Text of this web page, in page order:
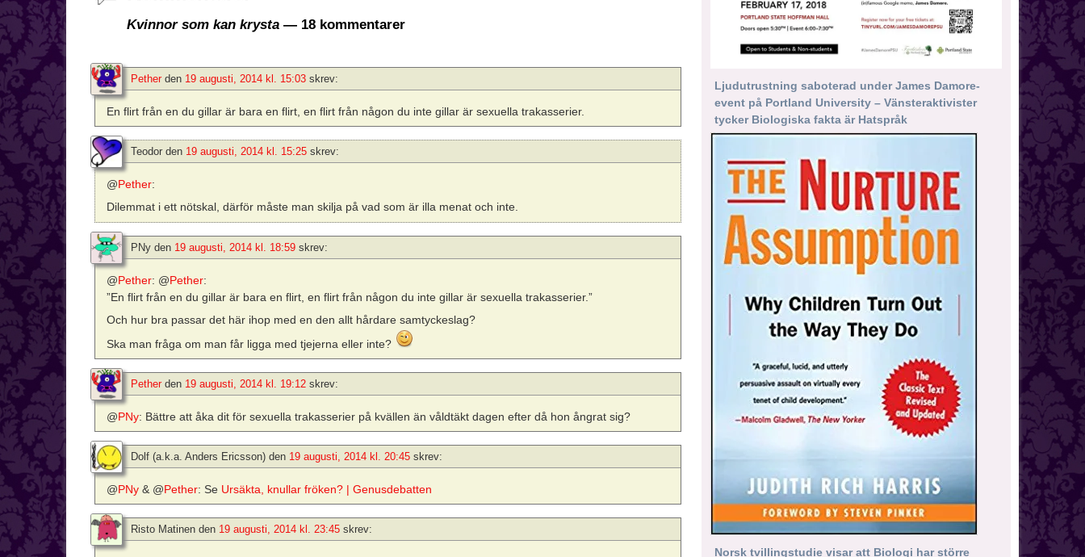
Kvinnor som kan krysta — 18 kommentarer
Pether den 19 augusti, 2014 kl. 15:03 skrev:
En flirt från en du gillar är bara en flirt, en flirt från någon du inte gillar är sexuella trakasserier.
Teodor den 19 augusti, 2014 kl. 15:25 skrev:
@Pether:
Dilemmat i ett nötskal, därför måste man skilja på vad som är illa menat och inte.
PNy den 19 augusti, 2014 kl. 18:59 skrev:
@Pether: @Pether:
”En flirt från en du gillar är bara en flirt, en flirt från någon du inte gillar är sexuella trakasserier.”
Och hur bra passar det här ihop med en den allt hårdare samtyckeslag?
Ska man fråga om man får ligga med tjejerna eller inte?
Pether den 19 augusti, 2014 kl. 19:12 skrev:
@PNy: Bättre att åka dit för sexuella trakasserier på kvällen än våldtäkt dagen efter då hon ångrat sig?
Dolf (a.k.a. Anders Ericsson) den 19 augusti, 2014 kl. 20:45 skrev:
@PNy & @Pether: Se Ursäkta, knullar fröken? | Genusdebatten
Risto Matinen den 19 augusti, 2014 kl. 23:45 skrev:
Ljudutrustning saboterad under James Damore-
event på Portland University – Vänsteraktivister
tycker Biologiska fakta är Hatspråk
Norsk tvillingstudie visar att Biologi har större